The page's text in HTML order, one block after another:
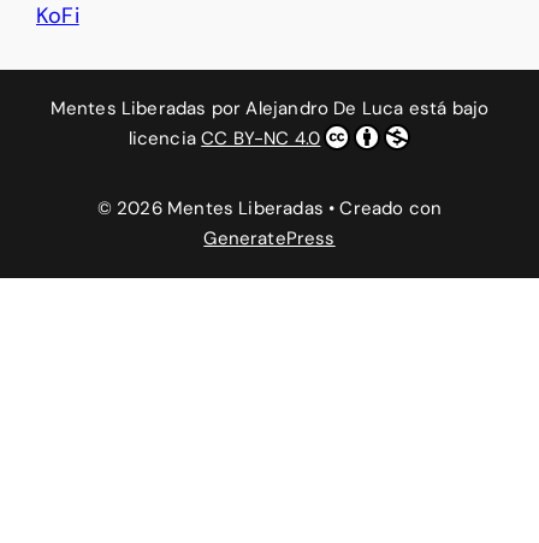
KoFi
Mentes Liberadas porAlejandro De Luca está bajo
licenciaCC BY-NC 4.0
© 2026 Mentes Liberadas • Creado con
GeneratePress